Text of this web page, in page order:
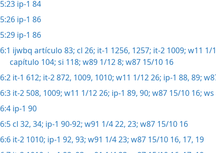
5:23 ip-1 84
5:26 ip-1 86
5:29 ip-1 86
6:1 ijwbq artículo 83; cl 26; it-1 1256, 1257; it-2 1009; w11 1/
capítulo 104; si 118; w89 1/12 8; w87 15/10 16
6:2 it-1 612; it-2 872, 1009, 1010; w11 1/12 26; ip-1 88, 89;
6:3 it-2 508, 1009; w11 1/12 26; ip-1 89, 90; w87 15/10 16; ws
6:4 ip-1 90
6:5 cl 32, 34; ip-1 90-92; w91 1/4 22, 23; w87 15/10 16
6:6 it-2 1010; ip-1 92, 93; w91 1/4 23; w87 15/10 16, 17, 19